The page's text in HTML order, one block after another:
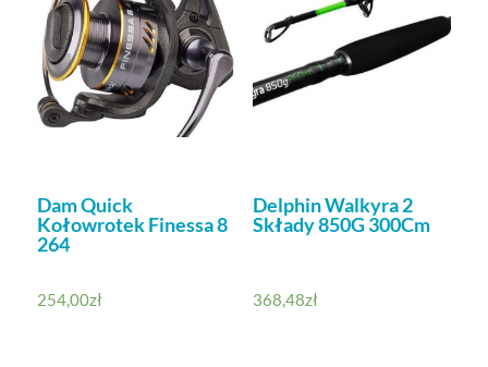
Dam Quick
Kołowrotek Finessa 8
264
254,00zł
Delphin Walkyra 2
Składy 850G 300Cm
368,48zł